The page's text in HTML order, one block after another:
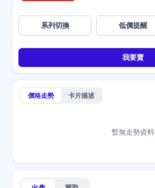
系列切換 低價提醒
我要賣
價格走勢 卡片描述
暫無走勢資料